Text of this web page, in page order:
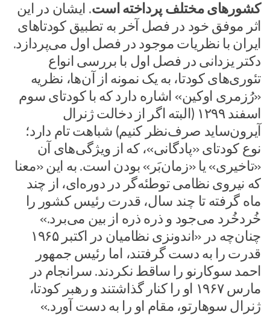
کشورهای مختلف پرداخته است. ایشان در این
اثر موفق خود در فصل آخر به تطبیق کودتاهای
ایران با نظریات موجود در فصل اول می‌پردازد.
دکتر یزدانی در فصل اول با بررسی انواع
تئوری‌های کودتا، به یک نمونه از آن‌ها، نظریه
«رُزمری اوکین» اشاره دارد که با کودتای سوم
اسفند ۱۲۹۹ (البته اگر از دخالت ژنرال
آیرون‌ساید صرف‌نظر کنیم) شباهت تام دارد؛
نوع کودتای «پادگانی»، که از ویژگی‌های آن
«تاخیری» یا «زمان‌بَر» بودن است. به این «معنا
که نیروی نظامی توطئه‌گر در دوره‌ای، از چند
ماه گرفته تا چند سال، قدرت رئیس کشور را
خُردخُرد می‌جود و ذره ذره از بین می‌برد.»
چنان‌چه در «اندونزی نظامیان در اکتبر ۱۹۶۵
قدرت را به دست گرفتند، اما رئیس جمهور
احمد سوکارنو را ساقط نکردند. سرانجام در
مارس ۱۹۶۷ او را کنار گذاشتند و رهبر کودتا،
ژنرال سوهارتو، مقام او را به دست آورد.»